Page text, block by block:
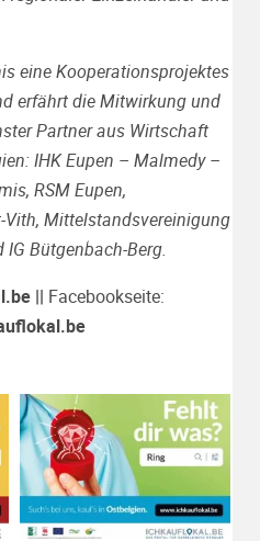
eine Kooperationsprojektes
erfährt die Mitwirkung und
Partner aus Wirtschaft
IHK Eupen – Malmedy –
RSM Eupen,
Mittelstandsvereinigung
IG Bütgenbach-Berg.
|| Facebookseite: